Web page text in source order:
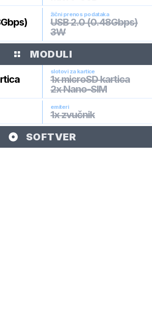
žični prenos podataka
USB 2.0 (0.48Gbps)
3W
MODULI
slotovi za kartice
1x microSD kartica
2x Nano-SIM
emiteri
1x zvučnik
SOFTVER